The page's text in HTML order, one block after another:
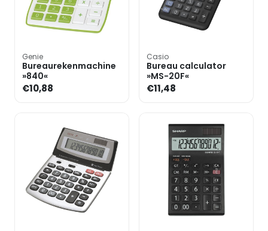
Genie
Bureaurekenmachine
»840«
€10,88
Casio
Bureau calculator
»MS-20F«
€11,48